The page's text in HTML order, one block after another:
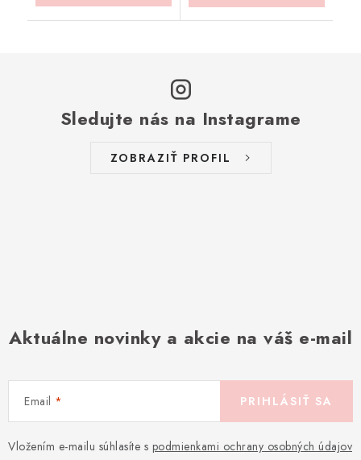
Sledujte nás na Instagrame
ZOBRAZIŤ PROFIL
Aktuálne novinky a akcie na váš e-mail
Email
Vložením e-mailu súhlasíte s podmienkami ochrany osobných údajov
PRIHLÁSIŤ SA